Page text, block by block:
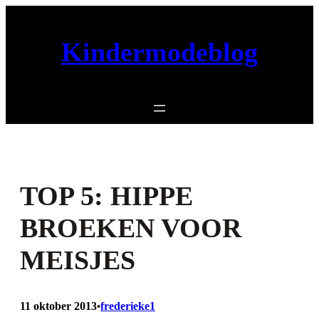
Kindermodeblog
TOP 5: HIPPE
BROEKEN VOOR
MEISJES
11 oktober 2013•frederieke1